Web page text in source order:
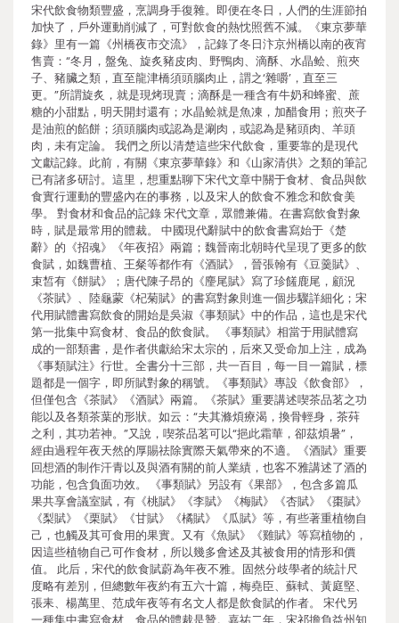
宋代飲食物類豐盛，烹調身手復雜。即便在冬日，人們的生涯節拍
加快了，戶外運動削減了，可對飲食的熱忱照舊不減。《東京夢華
錄》里有一篇《州橋夜市交流》，記錄了冬日汴京州橋以南的夜宵
售賣：“冬月，盤兔、旋炙豬皮肉、野鴨肉、滴酥、水晶鲙、煎夾
子、豬臟之類，直至龍津橋須頭腦肉止，謂之‘雜嚼’，直至三
更。”所謂旋炙，就是現烤現賣；滴酥是一種含有牛奶和蜂蜜、蔗
糖的小甜點，明天開封還有；水晶鲙就是魚凍，加醋食用；煎夾子
是油煎的餡餅；須頭腦肉或認為是涮肉，或認為是豬頭肉、羊頭
肉，未有定論。 我們之所以清楚這些宋代飲食，重要靠的是現代
文獻記錄。此前，有關《東京夢華錄》和《山家清供》之類的筆記
已有諸多研討。這里，想重點聊下宋代文章中關于食材、食品與飲
食實行運動的豐盛內在的事務，以及宋人的飲食不雅念和飲食美
學。 對食材和食品的記錄 宋代文章，眾體兼備。在書寫飲食對象
時，賦是最常用的體裁。 中國現代辭賦中的飲食書寫始于《楚
辭》的《招魂》《年夜招》兩篇；魏晉南北朝時代呈現了更多的飲
食賦，如魏曹植、王粲等都作有《酒賦》，晉張翰有《豆羹賦》、
束皙有《餅賦》；唐代陳子昂的《麈尾賦》寫了珍饈鹿尾，顧況
《茶賦》、陸龜蒙《杞菊賦》的書寫對象則進一個步驟詳細化；宋
代用賦體書寫飲食的開始是吳淑《事類賦》中的作品，這也是宋代
第一批集中寫食材、食品的飲食賦。 《事類賦》相當于用賦體寫
成的一部類書，是作者供獻給宋太宗的，后來又受命加上注，成為
《事類賦注》行世。全書分十三部，共一百目，每一目一篇賦，標
題都是一個字，即所賦對象的稱號。《事類賦》專設《飲食部》，
但僅包含《茶賦》《酒賦》兩篇。《茶賦》重要講述喫茶品茗之功
能以及各類茶葉的形狀。如云：“夫其滌煩療渴，換骨輕身，茶荈
之利，其功若神。”又說，喫茶品茗可以“挹此霜華，卻茲煩暑”，
經由過程年夜天然的厚賜祛除實際天氣帶來的不適。《酒賦》重要
回想酒的制作汗青以及與酒有關的前人業績，也客不雅講述了酒的
功能，包含負面功效。 《事類賦》另設有《果部》，包含多篇瓜
果共享會議室賦，有《桃賦》《李賦》《梅賦》《杏賦》《棗賦》
《梨賦》《栗賦》《甘賦》《橘賦》《瓜賦》等，有些著重植物自
己，也觸及其可食用的果實。又有《魚賦》《雞賦》等寫植物的，
因這些植物自己可作食材，所以幾多會述及其被食用的情形和價
值。 此后，宋代的飲食賦蔚為年夜不雅。固然分歧學者的統計尺
度略有差別，但總數年夜約有五六十篇，梅堯臣、蘇軾、黃庭堅、
張耒、楊萬里、范成年夜等有名文人都是飲食賦的作者。 宋代另
一種集中書寫食材、食品的體裁是贊。嘉祐二年，宋祁擔負益州知